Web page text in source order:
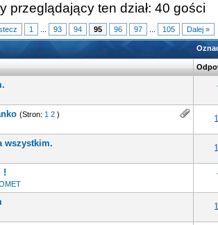
przeglądający ten dział: 40 gości
1 93 94 95 96 97 105 Dalej »
(Stron: 1 2 )
wszystkim.
!